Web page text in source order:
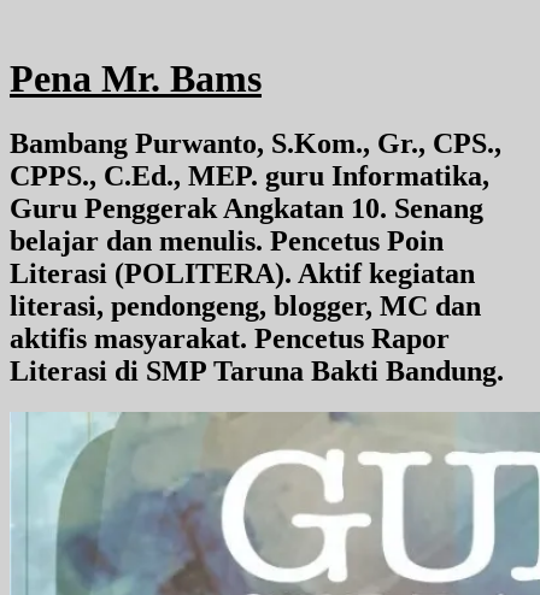
Pena Mr. Bams
Bambang Purwanto, S.Kom., Gr., CPS.,
CPPS., C.Ed., MEP. guru Informatika,
Guru Penggerak Angkatan 10. Senang
belajar dan menulis. Pencetus Poin
Literasi (POLITERA). Aktif kegiatan
literasi, pendongeng, blogger, MC dan
aktifis masyarakat. Pencetus Rapor
Literasi di SMP Taruna Bakti Bandung.